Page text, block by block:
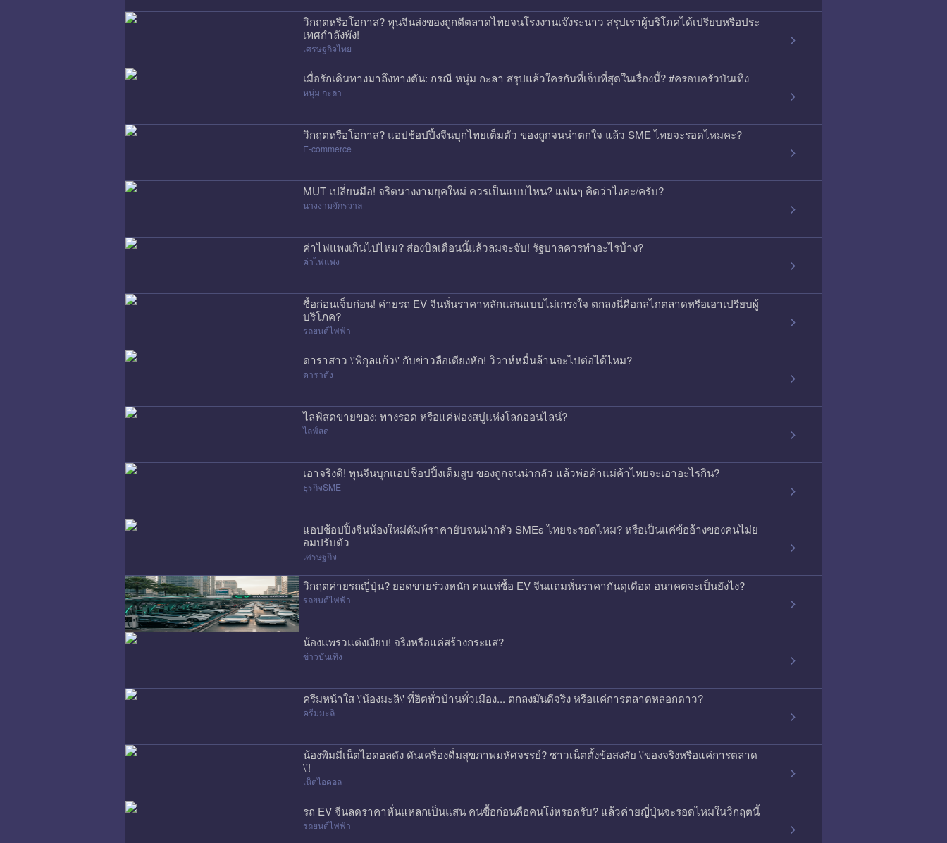
วิกฤตหรือโอกาส? ทุนจีนส่งของถูกตีตลาดไทยจนโรงงานเจ๊งระนาว สรุปเราผู้บริโภคได้เปรียบหรือประ
เทศกำลังพัง!
เศรษฐกิจไทย
เมื่อรักเดินทางมาถึงทางตัน: กรณี หนุ่ม กะลา สรุปแล้วใครกันที่เจ็บที่สุดในเรื่องนี้? #ครอบครัวบันเทิง
หนุ่ม กะลา
วิกฤตหรือโอกาส? แอปช้อปปิ้งจีนบุกไทยเต็มตัว ของถูกจนน่าตกใจ แล้ว SME ไทยจะรอดไหมคะ?
E-commerce
MUT เปลี่ยนมือ! จริตนางงามยุคใหม่ ควรเป็นแบบไหน? แฟนๆ คิดว่าไงคะ/ครับ?
นางงามจักรวาล
ค่าไฟแพงเกินไปไหม? ส่องบิลเดือนนี้แล้วลมจะจับ! รัฐบาลควรทำอะไรบ้าง?
ค่าไฟแพง
ซื้อก่อนเจ็บก่อน! ค่ายรถ EV จีนหั่นราคาหลักแสนแบบไม่เกรงใจ ตกลงนี่คือกลไกตลาดหรือเอาเปรียบผู้
บริโภค?
รถยนต์ไฟฟ้า
ดาราสาว \'พิกุลแก้ว\' กับข่าวลือเตียงหัก! วิวาห์หมื่นล้านจะไปต่อได้ไหม?
ดาราดัง
ไลฟ์สดขายของ: ทางรอด หรือแค่ฟองสบู่แห่งโลกออนไลน์?
ไลฟ์สด
เอาจริงดิ! ทุนจีนบุกแอปช็อปปิ้งเต็มสูบ ของถูกจนน่ากลัว แล้วพ่อค้าแม่ค้าไทยจะเอาอะไรกิน?
ธุรกิจSME
แอปช้อปปิ้งจีนน้องใหม่ดัมพ์ราคายับจนน่ากลัว SMEs ไทยจะรอดไหม? หรือเป็นแค่ข้ออ้างของคนไม่ย
อมปรับตัว
เศรษฐกิจ
วิกฤตค่ายรถญี่ปุ่น? ยอดขายร่วงหนัก คนแห่ซื้อ EV จีนแถมหั่นราคากันดุเดือด อนาคตจะเป็นยังไง?
รถยนต์ไฟฟ้า
น้องแพรวแต่งเงียบ! จริงหรือแค่สร้างกระแส?
ข่าวบันเทิง
ครีมหน้าใส \'น้องมะลิ\' ที่ฮิตทั่วบ้านทั่วเมือง... ตกลงมันดีจริง หรือแค่การตลาดหลอกดาว?
ครีมมะลิ
น้องพิมมี่เน็ตไอดอลดัง ดันเครื่องดื่มสุขภาพมหัศจรรย์? ชาวเน็ตตั้งข้อสงสัย \'ของจริงหรือแค่การตลาด
\'!
เน็ตไอดอล
รถ EV จีนลดราคาหั่นแหลกเป็นแสน คนซื้อก่อนคือคนโง่หรอครับ? แล้วค่ายญี่ปุ่นจะรอดไหมในวิกฤตนี้
รถยนต์ไฟฟ้า